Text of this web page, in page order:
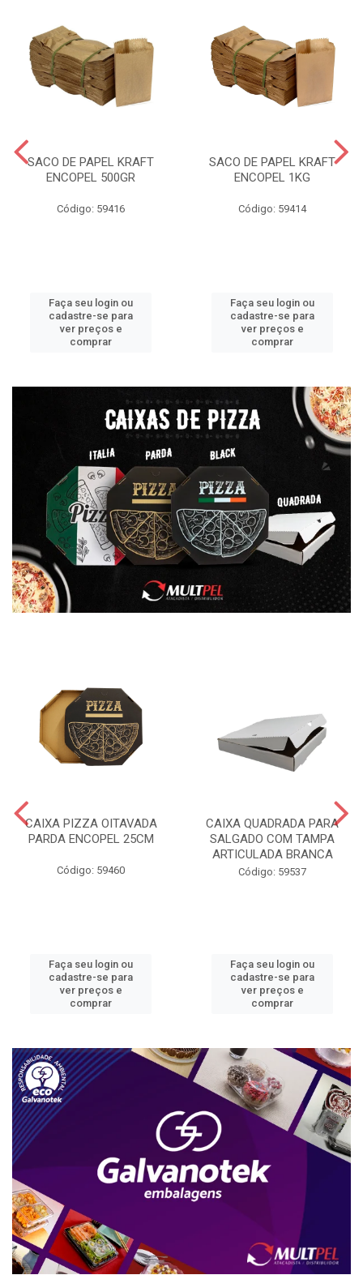
SACO DE PAPEL KRAFT
ENCOPEL 500GR
Código: 59416
Faça seu login ou
cadastre-se para
ver preços e
comprar
SACO DE PAPEL KRAFT
ENCOPEL 1KG
Código: 59414
Faça seu login ou
cadastre-se para
ver preços e
comprar
CAIXA PIZZA OITAVADA
PARDA ENCOPEL 25CM
Código: 59460
Faça seu login ou
cadastre-se para
ver preços e
comprar
CAIXA QUADRADA PARA
SALGADO COM TAMPA
ARTICULADA BRANCA
Código: 59537
Faça seu login ou
cadastre-se para
ver preços e
comprar